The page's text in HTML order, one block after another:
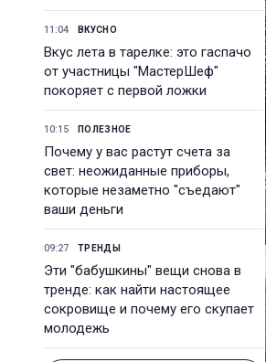
11:04 ВКУСНО
Вкус лета в тарелке: это гаспачо
от участницы "МастерШеф"
покоряет с первой ложки
10:15 ПОЛЕЗНОЕ
Почему у вас растут счета за
свет: неожиданные приборы,
которые незаметно "съедают"
ваши деньги
09:27 ТРЕНДЫ
Эти "бабушкины" вещи снова в
тренде: как найти настоящее
сокровище и почему его скупает
молодежь